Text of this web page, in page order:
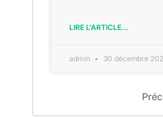
LIRE L'ARTICLE...
admin 30 décembre